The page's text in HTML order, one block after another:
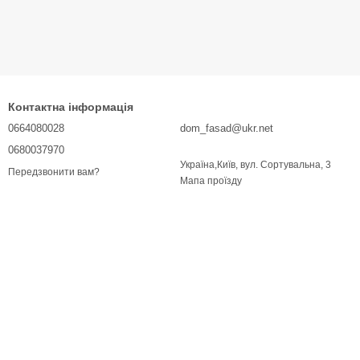
Контактна інформація
0664080028
0680037970
Передзвонити вам?
dom_fasad@ukr.net
Україна,Київ, вул. Сортувальна, 3
Мапа проїзду